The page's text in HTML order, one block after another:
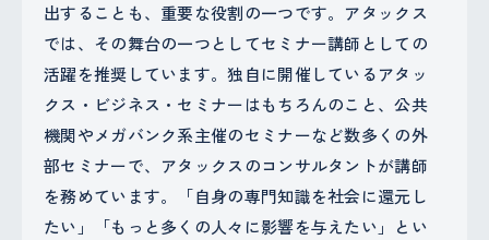
出することも、重要な役割の一つです。アタックス
では、その舞台の一つとしてセミナー講師としての
活躍を推奨しています。独自に開催しているアタッ
クス・ビジネス・セミナーはもちろんのこと、公共
機関やメガバンク系主催のセミナーなど数多くの外
部セミナーで、アタックスのコンサルタントが講師
を務めています。「自身の専門知識を社会に還元し
たい」「もっと多くの人々に影響を与えたい」とい